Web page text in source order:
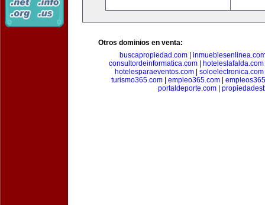
Otros dominios en venta:
buscapropiedad.com
consultordeinformatica.com| hoteleslafalda.com
hotelesparaeventos.com
soloelectronica.com
turismo365.com| empleo365.com|
portaldeporte.com|